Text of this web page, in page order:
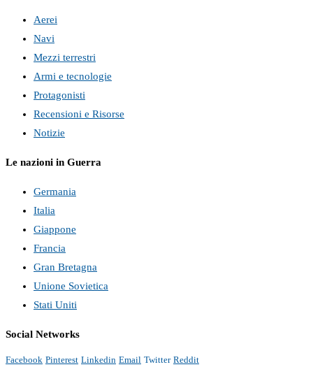
Aerei
Navi
Mezzi terrestri
Armi e tecnologie
Protagonisti
Recensioni e Risorse
Notizie
Le nazioni in Guerra
Germania
Italia
Giappone
Francia
Gran Bretagna
Unione Sovietica
Stati Uniti
Social Networks
Facebook Pinterest Linkedin Email Twitter Reddit